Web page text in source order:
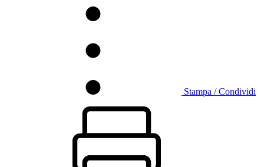
Stampa / Condividi